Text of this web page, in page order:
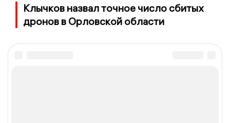
Клычков назвал точное число сбитых
дронов в Орловской области